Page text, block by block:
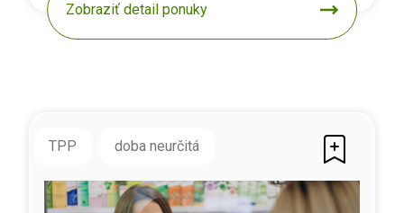
Zobraziť detail ponuky
TPP doba neurčitá